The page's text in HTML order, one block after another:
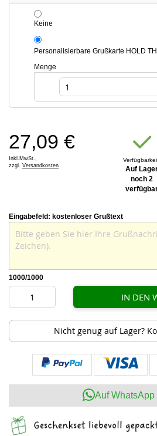
Keine
Personalisierbare Grußkarte HOLD
Menge
27,09 €
Inkl.MwSt.,
zzgl. Versandkosten
Auf
noch 2
Eingabefeld: kostenloser Grußtext
1000/1000
IN DEN
Nicht genug auf Lager?
Auf WhatsApp